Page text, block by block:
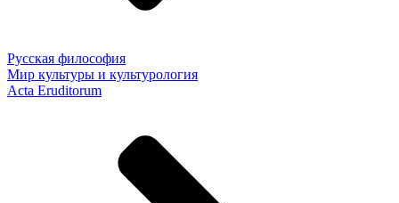
Русская философия
Мир культуры и культурология
Acta Eruditorum